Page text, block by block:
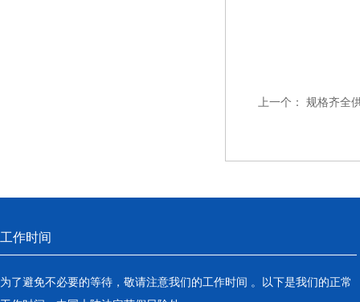
上一个： 规格齐全
工作时间
为了避免不必要的等待，敬请注意我们的工作时间 。以下是我们的正常